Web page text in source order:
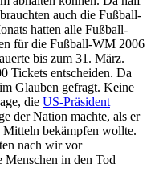
auch die Fußball-
hatten alle Fußball-
für die Fußball-WM 2006
bis zum 31. März.
Tickets entscheiden. Da
Glauben gefragt. Keine
die US-Präsident
der Nation machte, als er
Mitteln bekämpfen wollte.
nach wir vor
Menschen in den Tod